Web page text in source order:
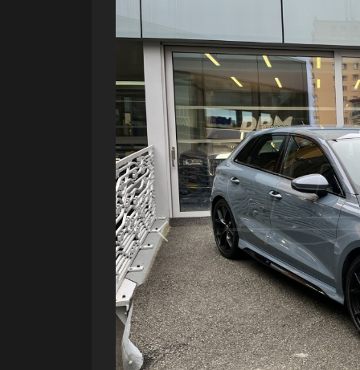
Précédent